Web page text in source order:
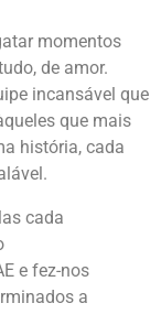
momentos
de amor.
incansável que
que mais
história, cada
cada
e fez-nos
a